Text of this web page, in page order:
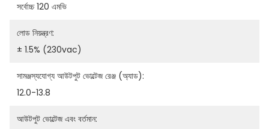
সর্বোচ্চ 120 এমভি
লোড নিয়ন্ত্রণ:
± 1.5% (230vac)
সামঞ্জস্যযোগ্য আউটপুট ভোল্টেজ রেঞ্জ (অ্যাড):
12.0-13.8
আউটপুট ভোল্টেজ এবং বর্তমান: